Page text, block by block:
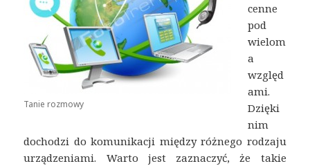
Tanie rozmowy
cenne
pod
wielom
a
względ
ami.
Dzięki
nim
dochodzi do komunikacji między różnego rodzaju
urządzeniami. Warto jest zaznaczyć, że takie